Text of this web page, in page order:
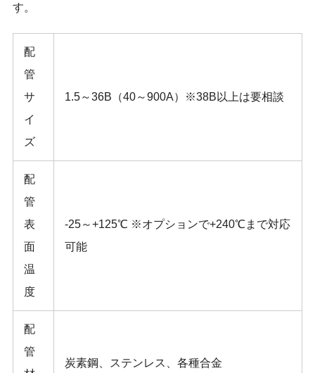
す。
配
管
サ
イ
ズ
1.5～36B（40～900A）※38B以上は要相談
配
管
表
面
温
度
-25～+125℃ ※オプションで+240℃まで対応
可能
配
管
炭素鋼、ステンレス、各種合金